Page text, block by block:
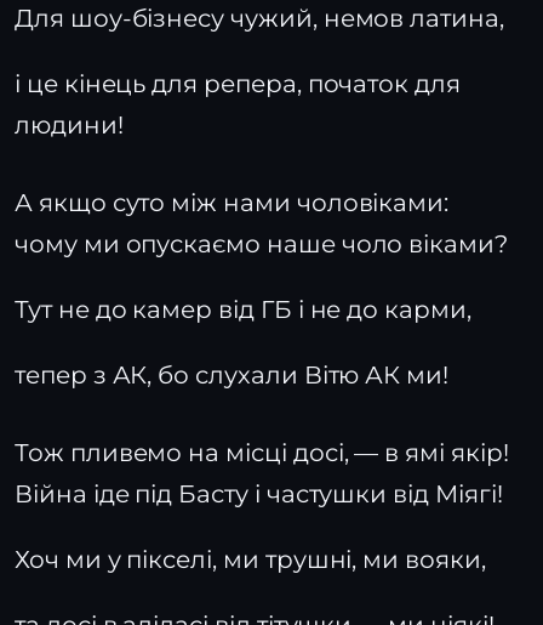
Для шоу-бізнесу чужий, немов латина,
і це кінець для репера, початок для
людини!
А якщо суто між нами чоловіками:
чому ми опускаємо наше чоло віками?
Тут не до камер від ГБ і не до карми,
тепер з АК, бо слухали Вітю АК ми!
Тож пливемо на місці досі, — в ямі якір!
Війна іде під Басту і частушки від Міягі!
Хоч ми у пікселі, ми трушні, ми вояки,